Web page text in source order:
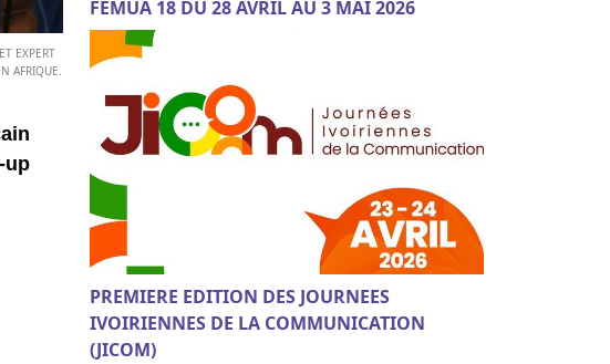
EXPERT
AFRIQUE.
up
FEMUA 18 DU 28 AVRIL AU 3 MAI 2026
PREMIERE EDITION DES JOURNEES
IVOIRIENNES DE LA COMMUNICATION
(JICOM)